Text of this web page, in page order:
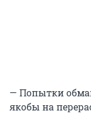
— Попытки
якобы на